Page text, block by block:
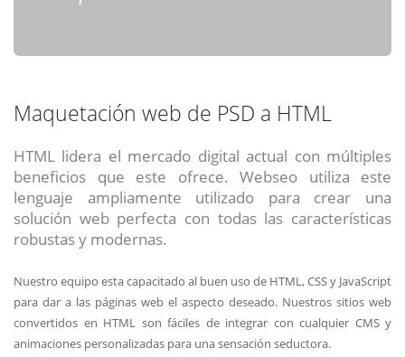
Maquetación web de PSD a HTML
HTML lidera el mercado digital actual con múltiples
beneficios que este ofrece. Webseo utiliza este
lenguaje ampliamente utilizado para crear una
solución web perfecta con todas las características
robustas y modernas.
Nuestro equipo esta capacitado al buen uso de HTML, CSS y JavaScript
para dar a las páginas web el aspecto deseado. Nuestros sitios web
convertidos en HTML son fáciles de integrar con cualquier CMS y
animaciones personalizadas para una sensación seductora.